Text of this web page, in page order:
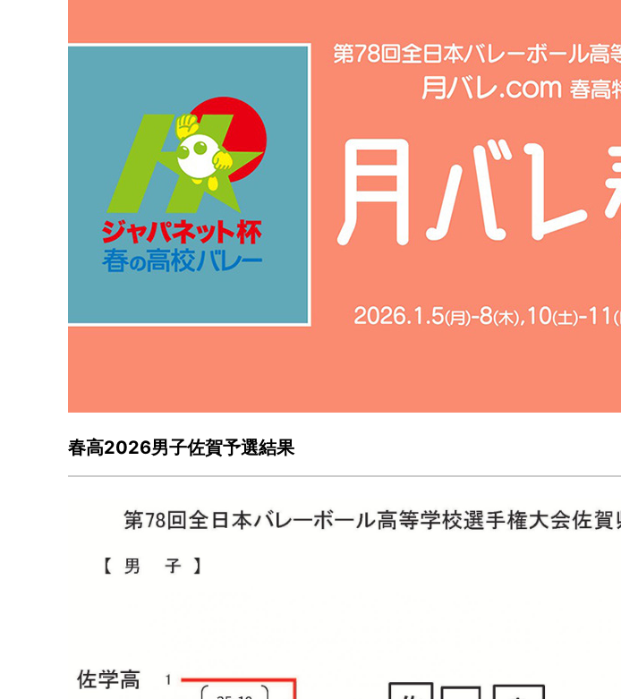
春高2026男子佐賀予選結果